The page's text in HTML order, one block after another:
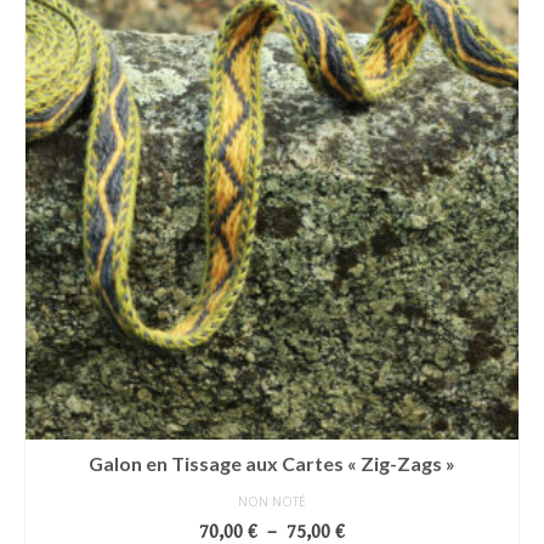
la
page
du
produit
Galon en Tissage aux Cartes « Zig-Zags »
NON NOTÉ
70,00 € – 75,00 €Plage